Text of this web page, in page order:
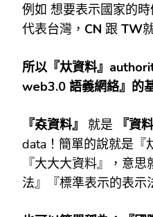
例如 想要表示國家的
代表台灣， CN 跟 TW
所以『夶資料』
web3.0 語義網絡』的
『𡘙資料』 就是 『資
data！簡單的說就是『
『大大大資料』，意
法』『標準表示的表示